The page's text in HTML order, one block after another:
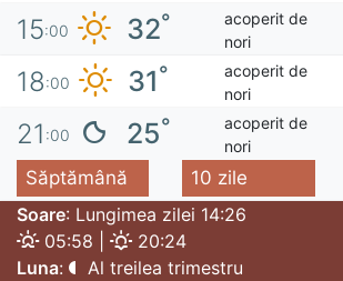
15:00 32°
acoperit de
nori
18:00 31°
acoperit de
nori
21 :00 25°
acoperit de
nori
Săptămână 10 zile
Soare: Lungimea zilei 14:26
05:58 |
20:24
Luna: Al treilea trimestru